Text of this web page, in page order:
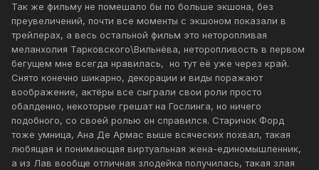
Так же фильму не помешало бы по больше экшона, без
преувеличений, почти все моменты с экшоном показали в
трейлерах, а весь остальной фильм это неторопливая
меланхолия Тарковского\Вильнёва, неторопливость в первом
бегущем мне всегда нравилась, но тут её уже через край.
Снято конечно шикарно, декорации и виды поражают
воображение, актёры все сыграли свои роли просто
обалденно, некоторые грешат на Гослинга, но ничего
подобного, со своей ролью он справился. Старичок Форд
тоже умница, Ана Де Армас выше всяческих похвал, такая
любящая и понимающая виртуальная жена-единомышленник,
а из Лав вообще отличная злодейка получилась, такая злая